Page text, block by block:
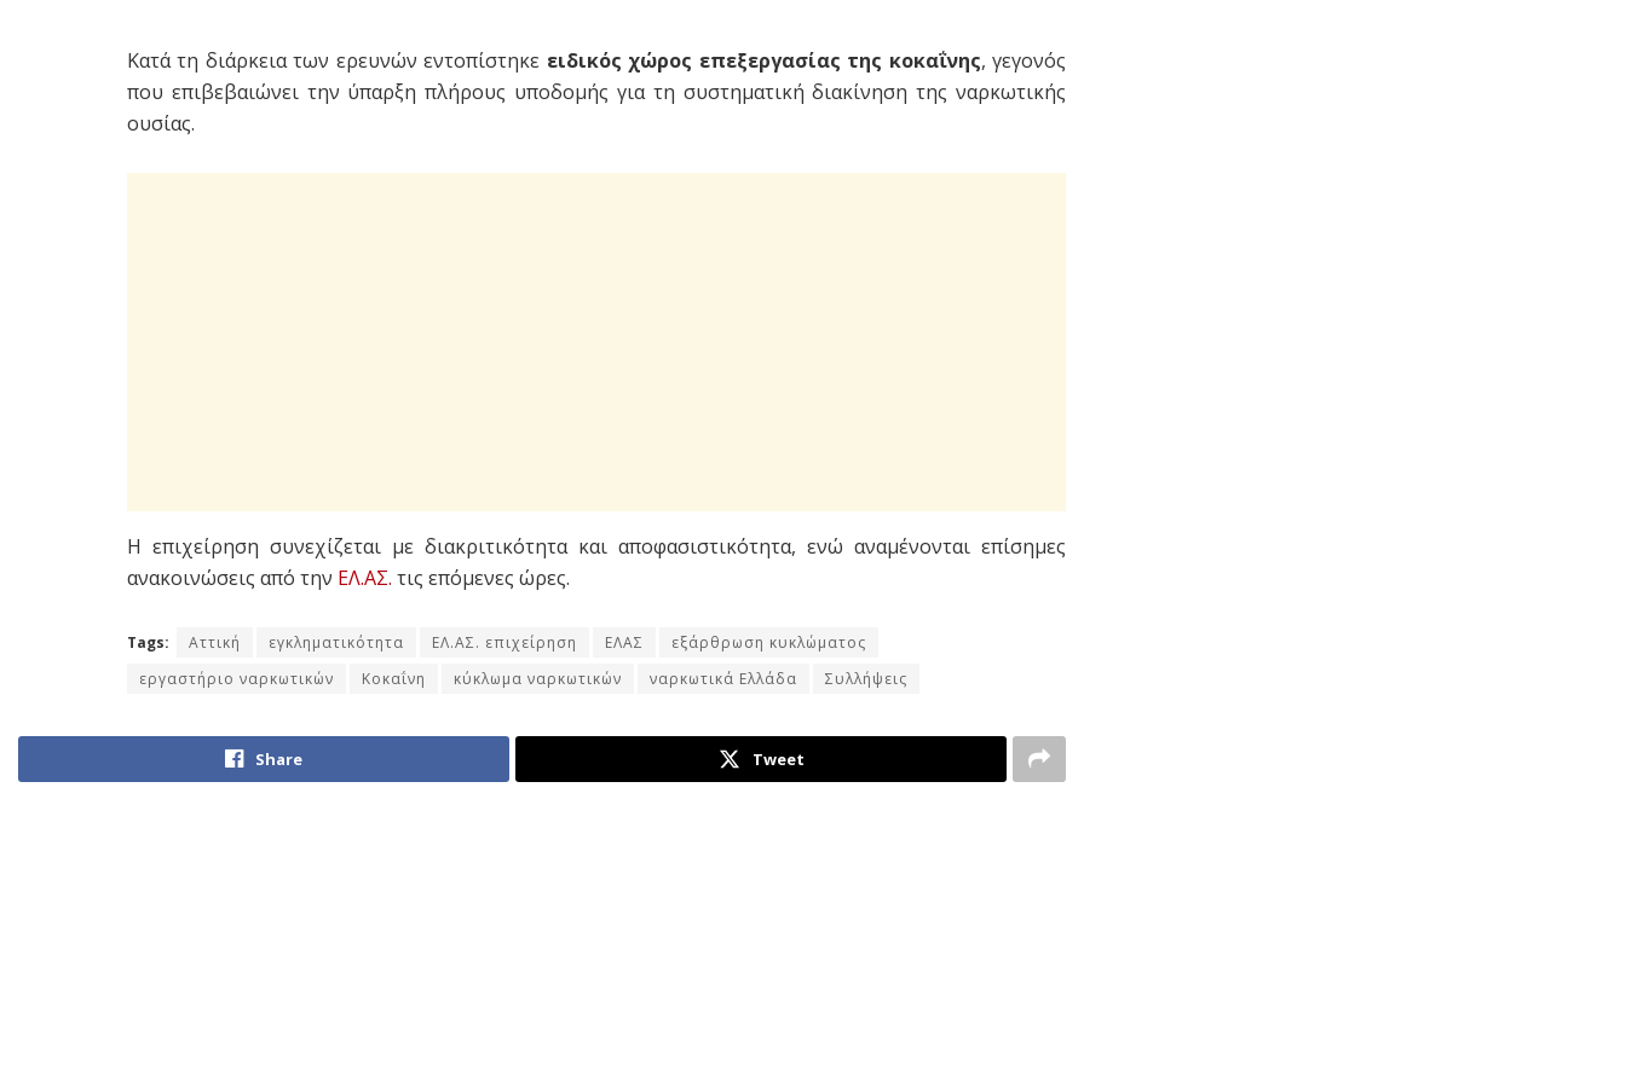
Κατά τη διάρκεια των ερευνών εντοπίστηκε ειδικός χώρος επεξεργασίας της κοκαΐνης, γεγονός
που επιβεβαιώνει την ύπαρξη πλήρους υποδομής για τη συστηματική διακίνηση της ναρκωτικής
ουσίας.
Η επιχείρηση συνεχίζεται με διακριτικότητα και αποφασιστικότητα, ενώ αναμένονται επίσημες
ανακοινώσεις από την ΕΛ.ΑΣ. τις επόμενες ώρες.
Tags: Αττική εγκληματικότητα ΕΛ.ΑΣ. επιχείρηση ΕΛΑΣ
εξάρθρωση κυκλώματος
εργαστήριο ναρκωτικών
Κοκαΐνη κύκλωμα ναρκωτικών ναρκωτικά Ελλάδα Συλλήψεις
Share Tweet